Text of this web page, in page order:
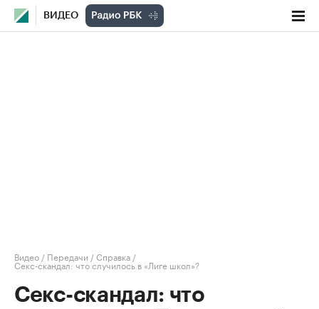
ВИДЕО
Видео / Передачи /Справка /
Секс-скандал: что случилось в «Лиге школ»?
Секс-скандал: что